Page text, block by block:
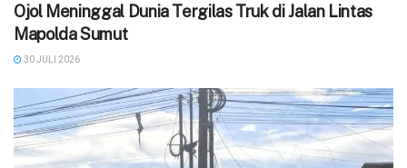
Ojol Meninggal Dunia Tergilas Truk di Jalan Lintas
Mapolda Sumut
30 JULI 2026